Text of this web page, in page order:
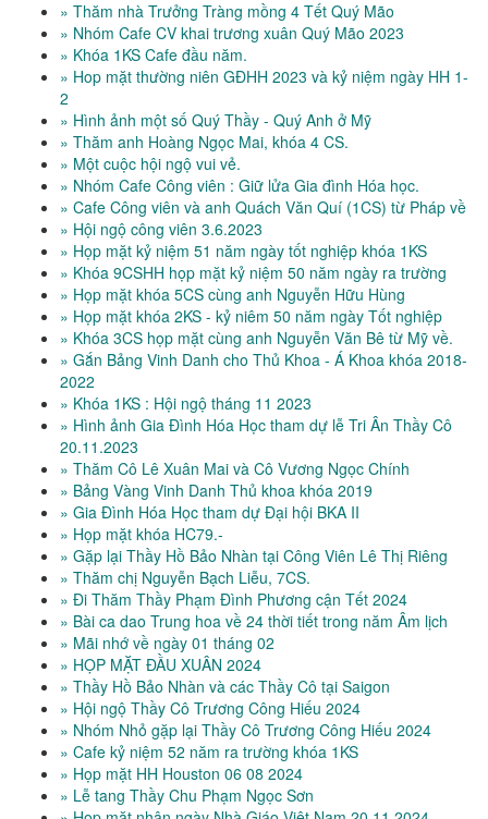
» Thăm nhà Trưởng Tràng mồng 4 Tết Quý Mão
» Nhóm Cafe CV khai trương xuân Quý Mão 2023
» Khóa 1KS Cafe đầu năm.
» Hop mặt thường niên GĐHH 2023 và kỷ niệm ngày HH 1-
2
» Hình ảnh một số Quý Thầy - Quý Anh ở Mỹ
» Thăm anh Hoàng Ngọc Mai, khóa 4 CS.
» Một cuộc hội ngộ vui vẻ.
» Nhóm Cafe Công viên : Giữ lửa Gia đình Hóa học.
» Cafe Công viên và anh Quách Văn Quí (1CS) từ Pháp về
» Hội ngộ công viên 3.6.2023
» Họp mặt kỷ niệm 51 năm ngày tốt nghiệp khóa 1KS
» Khóa 9CSHH họp mặt kỷ niệm 50 năm ngày ra trường
» Họp mặt khóa 5CS cùng anh Nguyễn Hữu Hùng
» Họp mặt khóa 2KS - kỷ niêm 50 năm ngày Tốt nghiệp
» Khóa 3CS họp mặt cùng anh Nguyễn Văn Bê từ Mỹ về.
» Gắn Bảng Vinh Danh cho Thủ Khoa - Á Khoa khóa 2018-
2022
» Khóa 1KS : Hội ngộ tháng 11 2023
» Hình ảnh Gia Đình Hóa Học tham dự lễ Tri Ân Thầy Cô
20.11.2023
» Thăm Cô Lê Xuân Mai và Cô Vương Ngọc Chính
» Bảng Vàng Vinh Danh Thủ khoa khóa 2019
» Gia Đình Hóa Học tham dự Đại hội BKA II
» Họp mặt khóa HC79.-
» Gặp lại Thầy Hồ Bảo Nhàn tại Công Viên Lê Thị Riêng
» Thăm chị Nguyễn Bạch Liễu, 7CS.
» Đi Thăm Thầy Phạm Đình Phương cận Tết 2024
» Bài ca dao Trung hoa về 24 thời tiết trong năm Âm lịch
» Mãi nhớ về ngày 01 tháng 02
» HỌP MẶT ĐẦU XUÂN 2024
» Thầy Hồ Bảo Nhàn và các Thầy Cô tại Saigon
» Hội ngộ Thầy Cô Trương Công Hiếu 2024
» Nhóm Nhỏ gặp lại Thầy Cô Trương Công Hiếu 2024
» Cafe kỷ niệm 52 năm ra trường khóa 1KS
» Họp mặt HH Houston 06 08 2024
» Lễ tang Thầy Chu Phạm Ngọc Sơn